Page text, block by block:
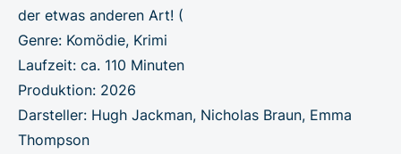
der etwas anderen Art! (
Genre: Komödie, Krimi
Laufzeit: ca. 110 Minuten
Produktion: 2026
Darsteller: Hugh Jackman, Nicholas Braun, Emma
Thompson